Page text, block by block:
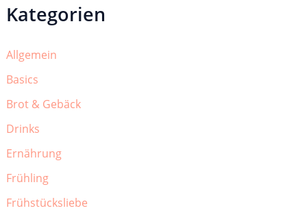
Kategorien
Allgemein
Basics
Brot & Gebäck
Drinks
Ernährung
Frühling
Frühstücksliebe